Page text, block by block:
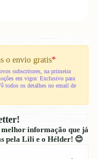
o envio gratis*
subscritores, na primeira
em vigor. Exclusivo para
todos os detalhes no email de
informação que já
pela Lili e o Hélder! 😊